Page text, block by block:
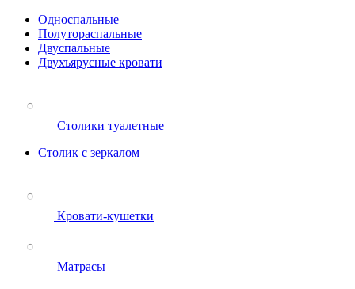
Односпальные
Полутораспальные
Двуспальные
Двухъярусные кровати
Столики туалетные
Столик с зеркалом
Кровати-кушетки
Матрасы